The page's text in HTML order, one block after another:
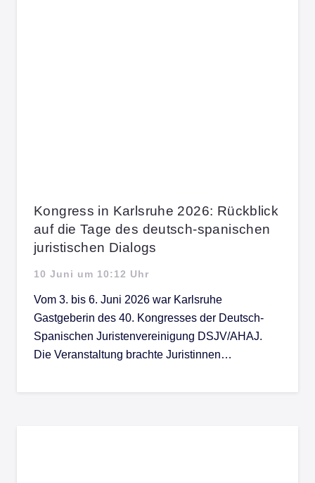
Kongress in Karlsruhe 2026: Rückblick
auf die Tage des deutsch-spanischen
juristischen Dialogs
10 Juni um 10:12 Uhr
Vom 3. bis 6. Juni 2026 war Karlsruhe
Gastgeberin des 40. Kongresses der Deutsch-
Spanischen Juristenvereinigung DSJV/AHAJ.
Die Veranstaltung brachte Juristinnen…